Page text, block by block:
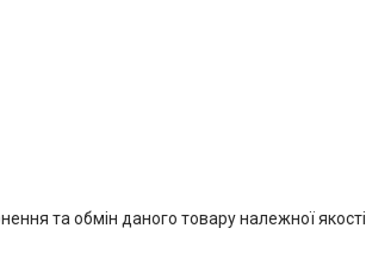
та обмін даного товару належної якості